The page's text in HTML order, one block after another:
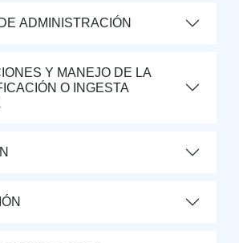
ADMINISTRACIÓN
Y MANEJO DE LA
O INGESTA